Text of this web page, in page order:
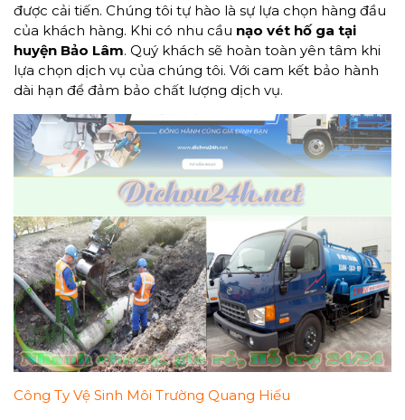
được cải tiến. Chúng tôi tự hào là sự lựa chọn hàng đầu
của khách hàng. Khi có nhu cầu nạo vét hố ga tại
huyện Bảo Lâm. Quý khách sẽ hoàn toàn yên tâm khi
lựa chọn dịch vụ của chúng tôi. Với cam kết bảo hành
dài hạn để đảm bảo chất lượng dịch vụ.
Công Ty Vệ Sinh Môi Trường Quang Hiếu